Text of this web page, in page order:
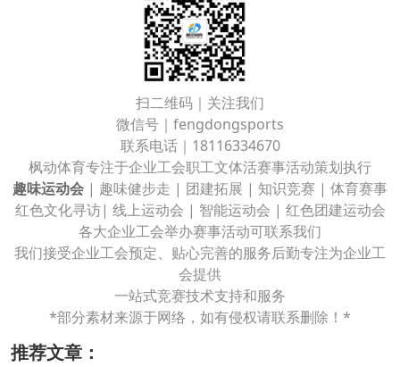
扫二维码｜关注我们
微信号｜fengdongsports
联系电话｜18116334670
枫动体育专注于企业工会职工文体活赛事活动策划执行
趣味运动会 | 趣味健步走 | 团建拓展 | 知识竞赛 | 体育赛事
红色文化寻访| 线上运动会 | 智能运动会 | 红色团建运动会
各大企业工会举办赛事活动可联系我们
我们接受企业工会预定、贴心完善的服务后勤专注为企业工
会提供
一站式竞赛技术支持和服务
*部分素材来源于网络，如有侵权请联系删除！*
推荐文章：